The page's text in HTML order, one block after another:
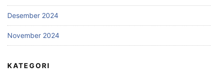
Desember 2024
November 2024
KATEGORI